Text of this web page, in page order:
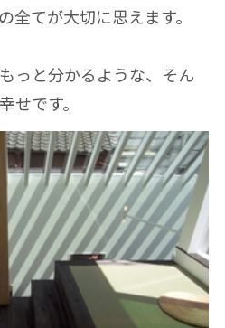
全てが大切に思えます。
っと分かるような、そん
せです。